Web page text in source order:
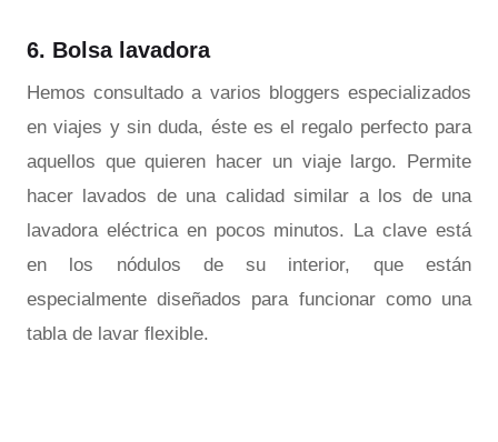
6. Bolsa lavadora
Hemos consultado a varios bloggers especializados
en viajes y sin duda, éste es el regalo perfecto para
aquellos que quieren hacer un viaje largo. Permite
hacer lavados de una calidad similar a los de una
lavadora eléctrica en pocos minutos. La clave está
en los nódulos de su interior, que están
especialmente diseñados para funcionar como una
tabla de lavar flexible.